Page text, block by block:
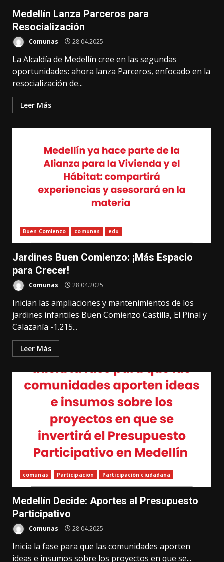
Medellín Lanza Parceros para
Resocialización
Comunas 28.04.2025
La Alcaldía de Medellín cree en las segundas
oportunidades: ahora lanza Parceros, enfocado en la
resocialización de...
Leer Más
Buen Comienzo comunas edu
Jardines Buen Comienzo: ¡Más Espacio
para Crecer!
Comunas 28.04.2025
Inician las ampliaciones y mantenimientos de los
jardines infantiles Buen Comienzo Castilla, El Pinal y
Calazanía -1.215...
Leer Más
comunas Participacion Participación ciudadana
Medellín Decide: Aportes al Presupuesto
Participativo
Comunas 28.04.2025
Inicia la fase para que las comunidades aporten
ideas e insumos sobre los proyectos en que se...